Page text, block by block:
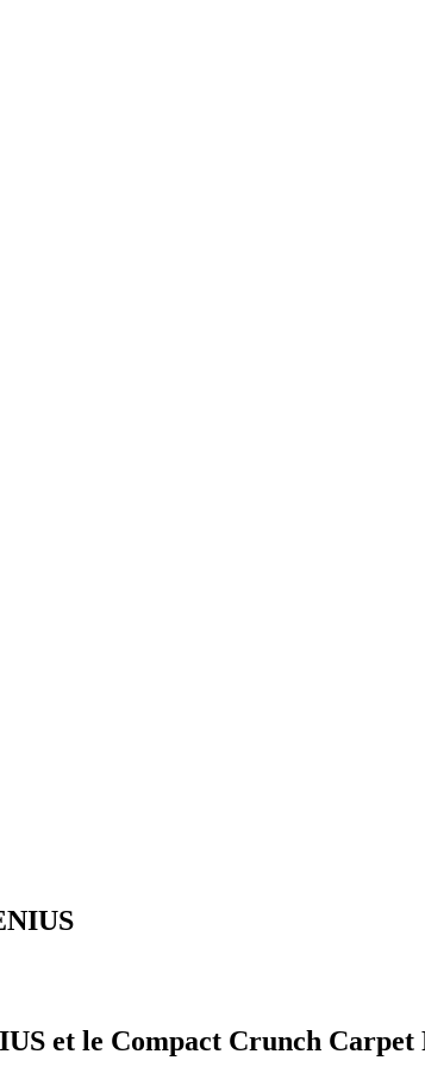
et le Compact Crunch Carpet